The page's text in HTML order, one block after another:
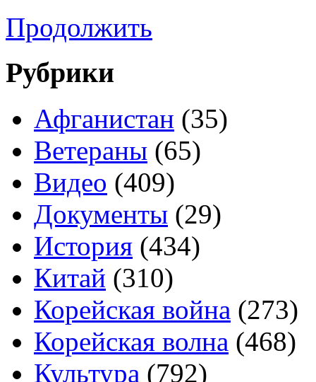
Продолжить
Рубрики
Афганистан (35)
Ветераны (65)
Видео (409)
Документы (29)
История (434)
Китай (310)
Корейская война (273)
Корейская волна (468)
Культура (792)